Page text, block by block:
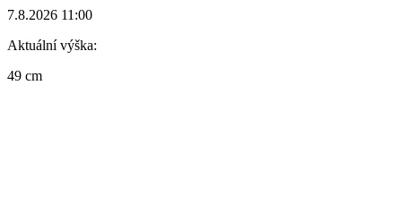
7.8.2026 11:00
Aktuální výška:
49 cm